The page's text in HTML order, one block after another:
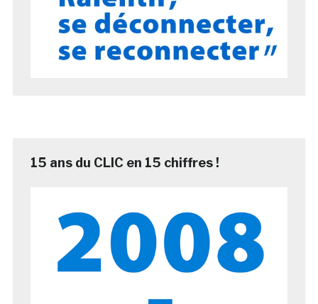
15 ans du CLIC en 15 chiffres !